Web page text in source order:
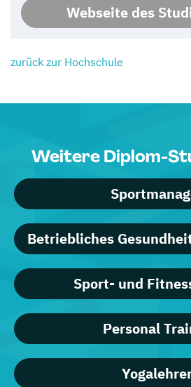
Webseite des
zurück zur Hochschule
Weitere Diplom-
Betriebliches
Sport- und
Personal